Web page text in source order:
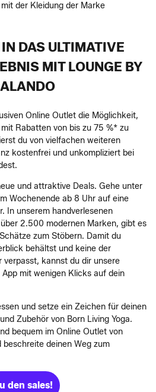
der Kleidung der Marke
DAS ULTIMATIVE
MIT LOUNGE BY
Online Outlet die Möglichkeit,
Rabatten von bis zu 75 %* zu
du von vielfachen weiteren
kostenfrei und unkompliziert bei
und attraktive Deals. Gehe unter
Wochenende ab 8 Uhr auf eine
In unserem handverlesenen
2.500 modernen Marken, gibt es
zum Stöbern. Damit du
behältst und keine der
verpasst, kannst du dir unsere
mit wenigen Klicks auf dein
und setze ein Zeichen für deinen
Zubehör von Born Living Yoga.
bequem im Online Outlet von
beschreite deinen Weg zum
den sales!